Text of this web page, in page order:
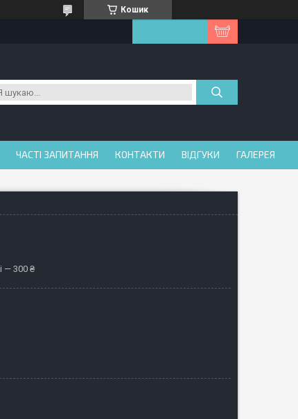
Кошик
ЧАСТІ ЗАПИТАННЯ КОНТАКТИ ВІДГУКИ ГАЛЕРЕЯ
— 300 ₴